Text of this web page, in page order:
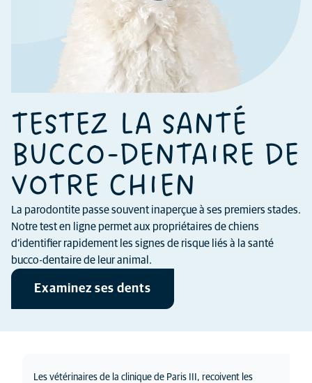
TESTEZ LA SANTÉ
BUCCO-DENTAIRE DE
VOTRE CHIEN
La parodontite passe souvent inaperçue à ses premiers stades.
Notre test en ligne permet aux propriétaires de chiens
d’identifier rapidement les signes de risque liés à la santé
bucco-dentaire de leur animal.
Examinez ses dents
Les vétérinaires de la clinique de Paris III, recoivent les